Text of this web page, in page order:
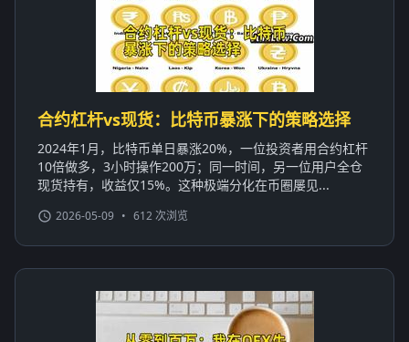
合约杠杆vs现货：比特币暴涨下的策略选择
2024年1月，比特币单日暴涨20%，一位投资者用合约杠杆
10倍做多，3小时操作200万；同一时间，另一位用户全仓
现货持有，收益仅15%。这种极端分化在币圈屡见...
2026-05-09 • 612 次浏览